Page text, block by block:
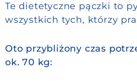
Te dietetyczne pączki to
wszystkich tych, którzy
Oto przybliżony czas
ok. 70 kg: